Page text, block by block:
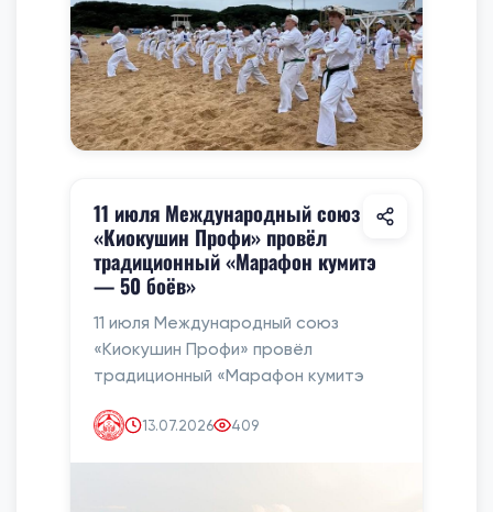
11 июля Международный союз
«Киокушин Профи» провёл
традиционный «Марафон кумитэ
— 50 боёв»
11 июля Международный союз
«Киокушин Профи» провёл
традиционный «Марафон кумитэ
13.07.2026 409